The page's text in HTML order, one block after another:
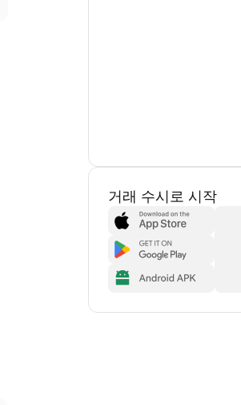
거래 수시로 시작